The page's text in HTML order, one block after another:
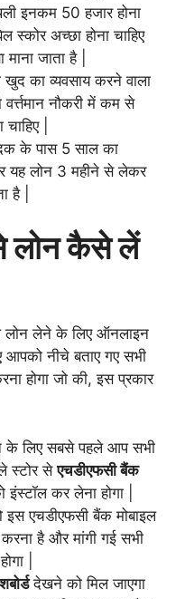
इनकम 50 हजार होना
स्कोर अच्छा होना चाहिए
जाता है |
का व्यवसाय करने वाला
नौकरी में कम से
|
के पास 5 साल का
यह लोन 3 महीने से लेकर
है |
लोन कैसे लें
लोन लेने के लिए ऑनलाइन
नीचे बताए गए सभी
होगा जो की, इस प्रकार
के लिए सबसे पहले आप सभी
स्टोर सेएचडीएफसी बैंक
इंस्टॉल कर लेना होगा |
एचडीएफसी बैंक मोबाइल
है और मांगी गई सभी
|
देखने को मिल जाएगा